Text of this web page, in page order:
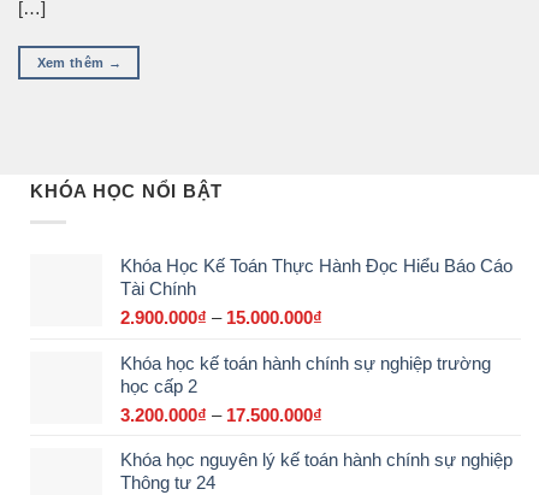
[…]
Xem thêm →
KHÓA HỌC NỔI BẬT
Khóa Học Kế Toán Thực Hành Đọc Hiểu Báo Cáo
Tài Chính
2.900.000₫ – 15.000.000₫
từ
Khóa học kế toán hành chính sự nghiệp trường
học cấp 2
3.200.000₫ – 17.500.000₫
từ
Khóa học nguyên lý kế toán hành chính sự nghiệp
Thông tư 24